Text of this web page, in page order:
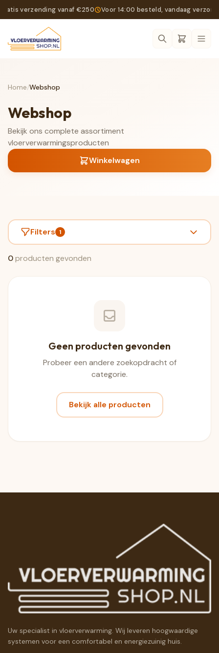
verzending vanaf €250 Voor 14:00 besteld, vandaag
Home/Webshop
Webshop
Bekijk ons complete assortiment
vloerverwarmingsproducten
Winkelwagen
Filters 1
0producten gevonden
Geen producten gevonden
Probeer een andere zoekopdracht of
categorie.
Bekijk alle producten
Uw specialist in vloerverwarming. Wij leveren hoogwaardige
systemen voor een comfortabel en energiezuinig huis.